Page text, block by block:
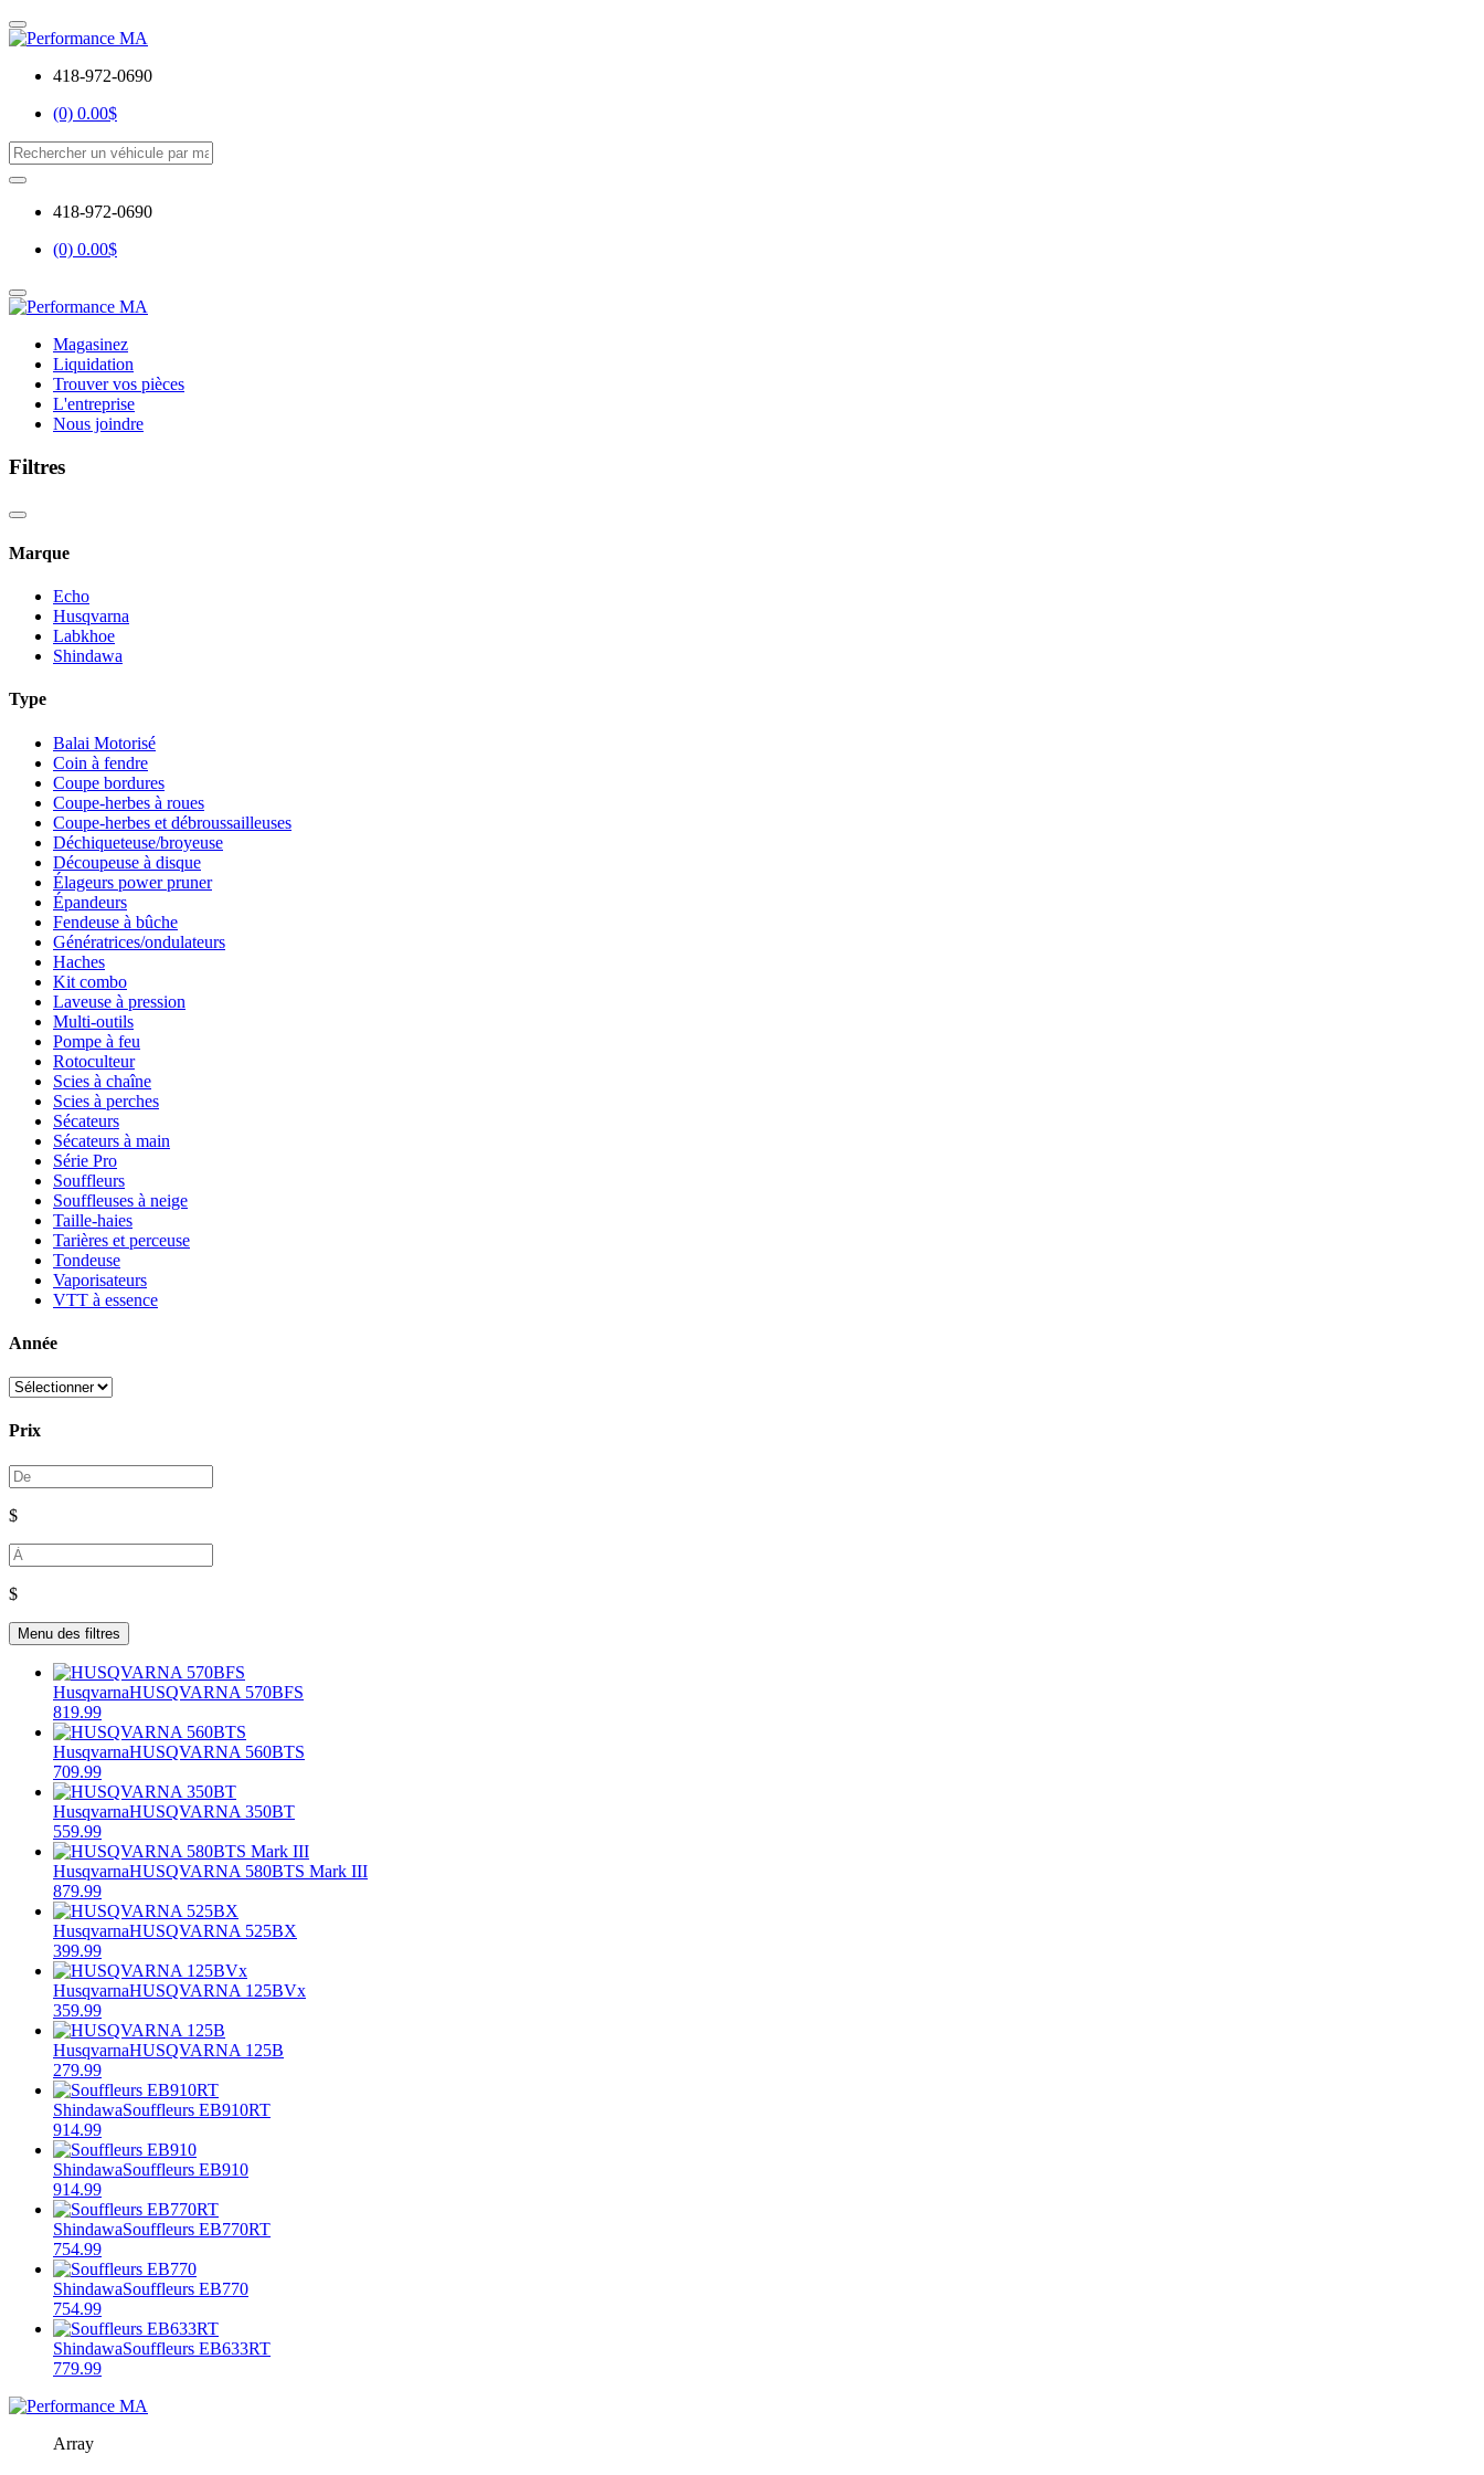
418-972-0690
(0) 0.00$
418-972-0690
(0) 0.00$
Magasinez
Liquidation
Trouver vos pièces
L'entreprise
Nous joindre
Filtres
Marque
Echo
Husqvarna
Labkhoe
Shindawa
Type
Balai Motorisé
Coin à fendre
Coupe bordures
Coupe-herbes à roues
Coupe-herbes et débroussailleuses
Déchiqueteuse/broyeuse
Découpeuse à disque
Élageurs power pruner
Épandeurs
Fendeuse à bûche
Génératrices/ondulateurs
Haches
Kit combo
Laveuse à pression
Multi-outils
Pompe à feu
Rotoculteur
Scies à chaîne
Scies à perches
Sécateurs
Sécateurs à main
Série Pro
Souffleurs
Souffleuses à neige
Taille-haies
Tarières et perceuse
Tondeuse
Vaporisateurs
VTT à essence
Année
Prix
$
$
Menu des filtres
HusqvarnaHUSQVARNA 570BFS
819.99
HusqvarnaHUSQVARNA 560BTS
709.99
HusqvarnaHUSQVARNA 350BT
559.99
HusqvarnaHUSQVARNA 580BTS Mark III
879.99
HusqvarnaHUSQVARNA 525BX
399.99
HusqvarnaHUSQVARNA 125BVx
359.99
HusqvarnaHUSQVARNA 125B
279.99
ShindawaSouffleurs EB910RT
914.99
ShindawaSouffleurs EB910
914.99
ShindawaSouffleurs EB770RT
754.99
ShindawaSouffleurs EB770
754.99
ShindawaSouffleurs EB633RT
779.99
Array